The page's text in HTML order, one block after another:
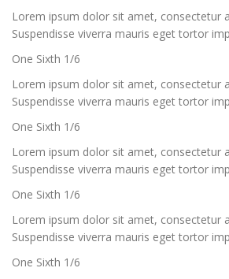
Lorem ipsum dolor sit amet, consectetur
Suspendisse viverra mauris eget tortor
One Sixth 1/6
Lorem ipsum dolor sit amet, consectetur
Suspendisse viverra mauris eget tortor
One Sixth 1/6
Lorem ipsum dolor sit amet, consectetur
Suspendisse viverra mauris eget tortor
One Sixth 1/6
Lorem ipsum dolor sit amet, consectetur
Suspendisse viverra mauris eget tortor
One Sixth 1/6